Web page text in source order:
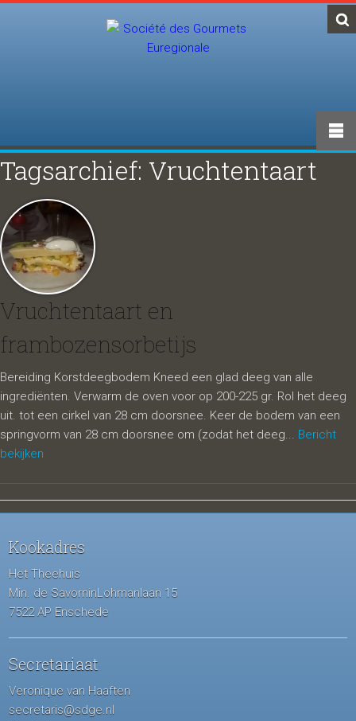
Tagsarchief: Vruchtentaart
Vruchtentaart en
frambozensorbetijs
Bereiding Korstdeegbodem Kneed een glad deeg van alle
ingrediënten. Verwarm de oven voor op 200-225 gr. Rol het deeg
uit. tot een cirkel van 28 cm doorsnee. Keer de bodem van een
springvorm van 28 cm doorsnee om (zodat het deeg... Bericht
bekijken
Kookadres
Het Theehuis
Min. de SavorninLohmanlaan 15
7522 AP Enschede
Secretariaat
Veronique van Haaften
secretaris@sdge.nl